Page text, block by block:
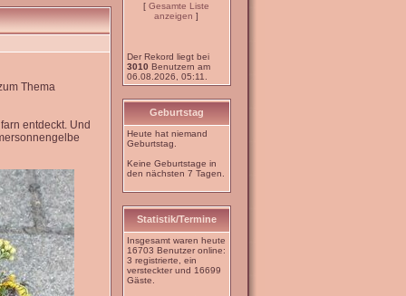
Thema
entdeckt. Und
[ Gesamte Liste
anzeigen ]
Der Rekord liegt bei
3010 Benutzern am
06.08.2026, 05:11.
Geburtstag
Heute hat niemand
Geburtstag.
Keine Geburtstage in
den nächsten 7 Tagen.
Statistik/Termine
Insgesamt waren heute
16703 Benutzer online:
3 registrierte, ein
versteckter und 16699
Gäste.